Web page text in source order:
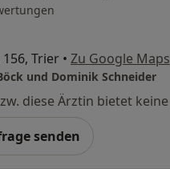
Trier • Zu Google Maps
und Dominik Schneider
senden